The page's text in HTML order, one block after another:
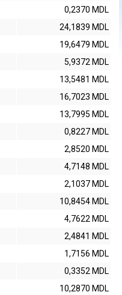
0,2370 MDL
24,1839 MDL
19,6479 MDL
5,9372 MDL
13,5481 MDL
16,7023 MDL
13,7995 MDL
0,8227 MDL
2,8520 MDL
4,7148 MDL
2,1037 MDL
10,8454 MDL
4,7622 MDL
2,4841 MDL
1,7156 MDL
0,3352 MDL
10,2870 MDL